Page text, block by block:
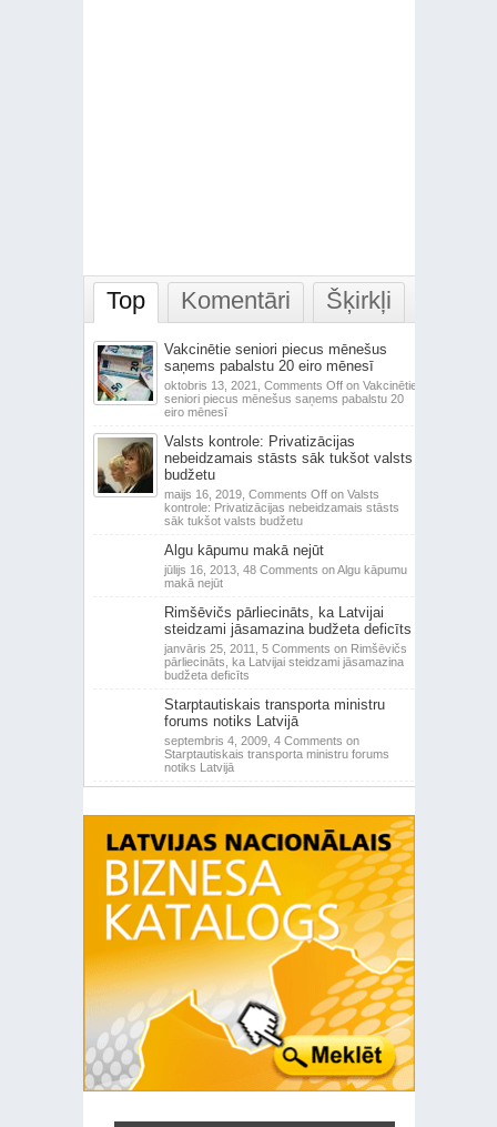
Top Komentāri Šķirkļi
Vakcinētie seniori piecus mēnešus
saņems pabalstu 20 eiro mēnesī
oktobris 13, 2021, Comments Offon Vakcinētie
seniori piecus mēnešus saņems pabalstu 20
eiro mēnesī
Valsts kontrole: Privatizācijas
nebeidzamais stāsts sāk tukšot valsts
budžetu
maijs 16, 2019, Comments Offon Valsts
kontrole: Privatizācijas nebeidzamais stāsts
sāk tukšot valsts budžetu
Algu kāpumu makā nejūt
jūlijs 16, 2013, 48 Comments on Algu kāpumu
makā nejūt
Rimšēvičs pārliecināts, ka Latvijai
steidzami jāsamazina budžeta deficīts
janvāris 25, 2011, 5 Comments on Rimšēvičs
pārliecināts, ka Latvijai steidzami jāsamazina
budžeta deficīts
Starptautiskais transporta ministru
forums notiks Latvijā
septembris 4, 2009, 4 Comments on
Starptautiskais transporta ministru forums
notiks Latvijā